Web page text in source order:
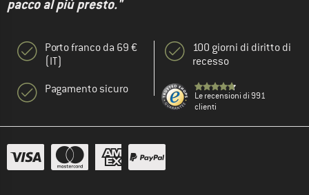
pacco al più presto."
Porto franco da 69 €
(IT)
Pagamento sicuro
100 giorni di diritto di
recesso
Le recensioni di 991
clienti